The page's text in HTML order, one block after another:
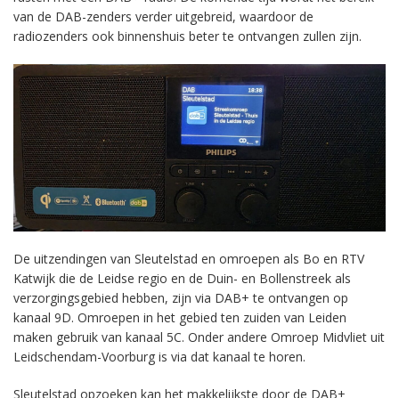
van de DAB-zenders verder uitgebreid, waardoor de
radiozenders ook binnenshuis beter te ontvangen zullen zijn.
De uitzendingen van Sleutelstad en omroepen als Bo en RTV
Katwijk die de Leidse regio en de Duin- en Bollenstreek als
verzorgingsgebied hebben, zijn via DAB+ te ontvangen op
kanaal 9D. Omroepen in het gebied ten zuiden van Leiden
maken gebruik van kanaal 5C. Onder andere Omroep Midvliet uit
Leidschendam-Voorburg is via dat kanaal te horen.
Sleutelstad opzoeken kan het makkelijkste door de DAB+